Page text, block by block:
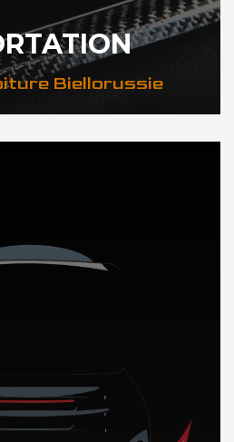
Biellorussie
AUTO en Biellorussie